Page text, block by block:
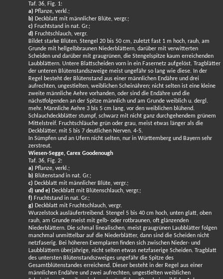
Taf. 36, Fig. 1:
a) Pflanze, verkl.;
b) Deckblatt mit männlicher Blüte, vergr.;
c) Fruchtstand in nat. Gr.;
d) Fruchtschlauch, vergr.
Bildet starke Blüten. Stengel 20 bis 50 cm, zuletzt fast 1 m hoch, rauh, am
Grunde mit hellgelbbraunen Niederblättern, darüber mit verwitterten
Scheiden und darüber mit graugrünen, die Stengelspitze kaum erreichenden
Laubblättern. Untere Blattscheiden vorn in ein Fasernetz aufgelöst. Tragblätter
der unteren Blütenstandszweige meist ungefähr so lang wie diese. In der
Regel besteht der Blütenstand aus einer männlichen Endähre und drei
aufrechten, ungestielten, weiblichen Scheinähren; nicht selten ist eine kleine
zweite männliche Aehre vorhanden, oder sind die Endähre und die
nächstfolgenden an der Spitze männlich und am Grunde weiblich u. dergl.
mehr. Männliche Aehre 3 bis 5 cm lang, vor den weiblichen blühend.
Schlauchdeckblätter stumpf, schwarz mit nicht ganz durchgehendem grünem
Mittelstreif. Fruchtschläuche grün oder grau, meist etwas länger als die
Deckblätter, mit 5 bis 7 deutlichen Nerven. 4-5.
In Sümpfen und an Ufern nicht selten, nur in Württemberg und Bayern sehr
zerstreut.
Wiesen-Segge, Carex Goodenough
Taf. 36, Fig. 2:
a) Pflanze, verkl.;
b) Blütenstand in nat. Gr.;
c) Deckblatt mit männlicher Blüte, vergr.;
d) und e) Deckblatt mit Blütenschlauch, vergr.;
f) Fruchtstand in nat. Gr.;
g) Deckblatt mit Fruchtschlauch, vergr.
Wurzelstock ausläufertreibend. Stengel 5 bis 40 cm hoch, unten glatt, oben
rauh, am Grunde meist mit gelb- oder rotbraunen, oft glänzenden
Niederblättern. Die schmal linealischen, meist graugrünen Laubblätter folgen
manchmal unmittelbar auf die Niederblätter, dann sind die Scheiden nicht
netzfaserig. Bei höheren Exemplaren finden sich zwischen Nieder- und
Laubblättern überjährige, nicht selten etwas netzfaserige Scheiden. Tragblatt
des untersten Blütenstandszweiges ungefähr die Spitze des
Gesamtblütenstandes erreichend. Dieser besteht in der Regel aus einer
männlichen Endähre und zwei aufrechten, ungestielten weiblichen